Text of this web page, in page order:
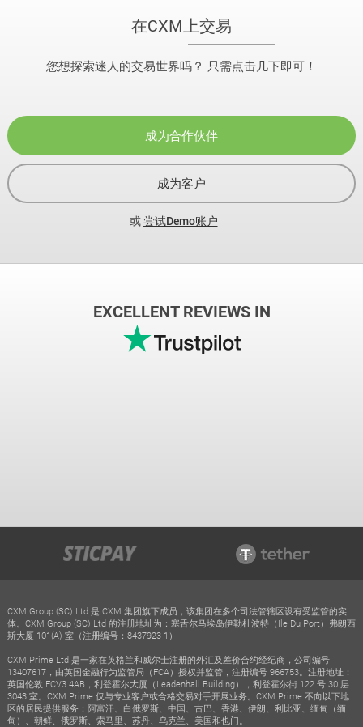
在CXM上交易
您想探索迷人的交易世界吗？ 只需点击几下即可！
成为合作伙伴
成为客户
或尝试Demo账户
EXCELLENT REVIEWS IN
CXM Group (SC) Ltd 是 CXM 集团旗下成员，该集团在多个司法管辖区设有受监管的实
体。CXM Group (SC) Ltd 的注册地址为：塞舌尔马埃岛伊勒杜波特（Ile Du Port）弗朗西
斯大厦 101(A) 室（注册编号：8437923-1）
CXM Prime Ltd 是一家在英格兰和威尔士注册的外汇及差价合约经纪商，公司编号
13407617，由英国金融行为监管局（FCA）授权并监管，注册编号 966753。注册地址：
英国伦敦 ECV3 4AB，利登霍尔大厦（Leadenhall Building），利登霍尔街 122 号 30 层
3043 室。CXM Prime 仅与专业客户或合格交易对手开展业务。CXM Prime 不向以下地
区的居民提供服务：阿富汗、白俄罗斯、中国、古巴、香港、伊朗、利比亚、缅甸（缅
甸）、朝鲜、俄罗斯、索马里、苏丹、乌克兰、美国和也门。